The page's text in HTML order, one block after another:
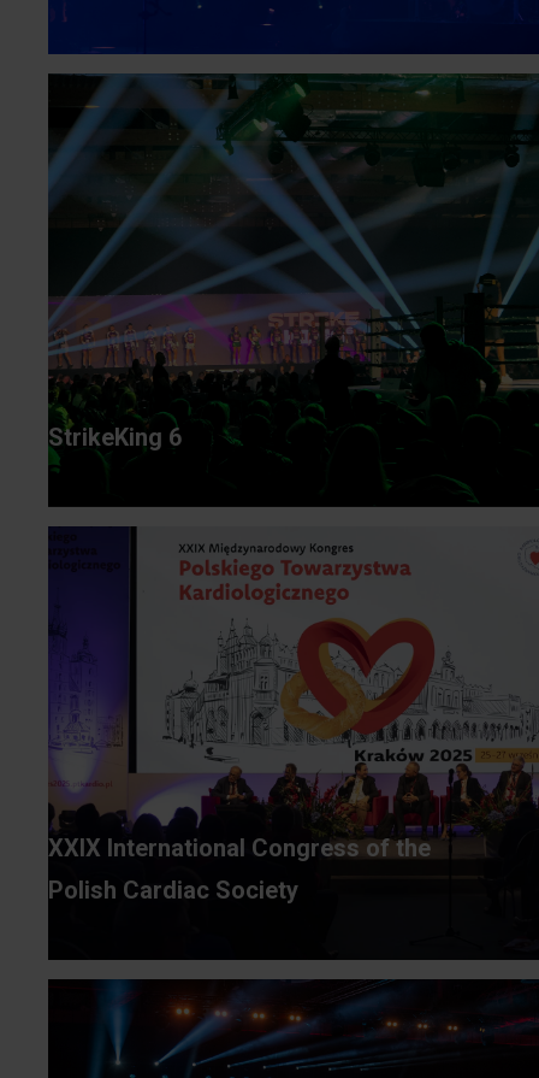
StrikeKing 6
XXIX International Congress of the
Polish Cardiac Society